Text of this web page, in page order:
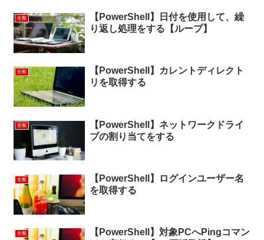
全般
【PowerShell】日付を使用して、繰
り返し処理をする【ループ】
全般
【PowerShell】カレントディレクト
リを取得する
全般
【PowerShell】ネットワークドライ
ブの割り当てをする
全般
【PowerShell】ログインユーザー名
を取得する
全般
【PowerShell】対象PCへPingコマン